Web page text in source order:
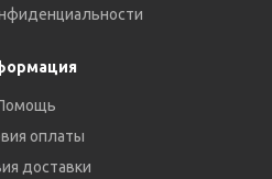
оплаты
доставки